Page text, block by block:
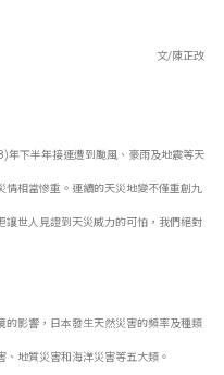
文/陳正改
年下半年接連遭到颱風、豪雨及地震等天
相當慘重。連續的天災地變不僅重創九
讓世人見證到天災威力的可怕，我們絕對
的影響，日本發生天然災害的頻率及種類
地質災害和海洋災害等五大類。